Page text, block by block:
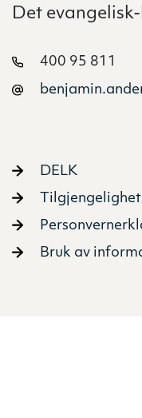
Det
400 95 811
DELK
Bruk av